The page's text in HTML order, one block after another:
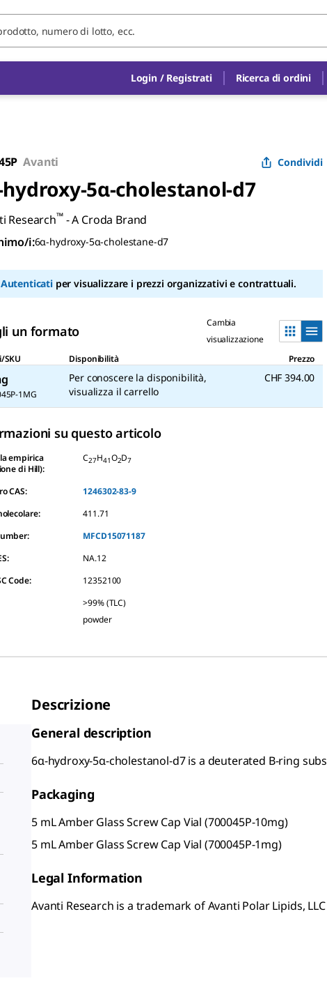
Login / Registrati Ricerca di ordini
Avanti Condividi
5α-cholestanol-d7
Research™- A Croda Brand
i:6α-hydroxy-5α-cholestane-d7
Autenticatiper visualizzare i prezzi organizzativi e contrattuali.
un formato
Cambia
visualizzazione
SKU
Disponibilità Prezzo
1MG
Per conoscere la disponibilità,
visualizza il carrello
CHF 394.00
su questo articolo
empirica
di Hill):
C27H41O2D7
CAS:
1246302-83-9
411.71
MFCD15071187
NA.12
Code:
12352100
>99% (TLC)
powder
Descrizione
General description
6α-hydroxy-5α-cholestanol-d7 is a deuterated B-ring
Packaging
5 mL Amber Glass Screw Cap Vial (700045P-10mg)
5 mL Amber Glass Screw Cap Vial (700045P-1mg)
Legal Information
Avanti Research is a trademark of Avanti Polar Lipids, LLC